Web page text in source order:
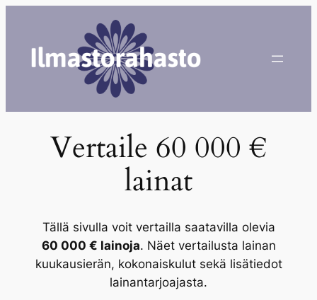
Vertaile 60 000 €
lainat
Tällä sivulla voit vertailla saatavilla olevia
60 000 € lainoja. Näet vertailusta lainan
kuukausierän, kokonaiskulut sekä lisätiedot
lainantarjoajasta.